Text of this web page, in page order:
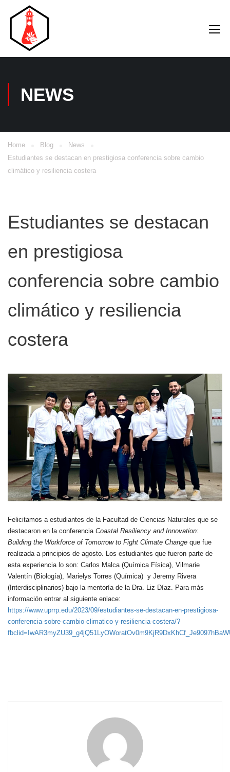
NEWS
Home Blog
News
Estudiantes se destacan en prestigiosa conferencia sobre cambio
climático y resiliencia costera
Estudiantes se destacan
en prestigiosa
conferencia sobre cambio
climático y resiliencia
costera
Felicitamos a estudiantes de la Facultad de Ciencias Naturales que se
destacaron en la conferencia Coastal Resiliency and Innovation:
Building the Workforce of Tomorrow to Fight Climate Change que fue
realizada a principios de agosto. Los estudiantes que fueron parte de
esta experiencia lo son: Carlos Malca (Química Física), Vilmarie
Valentín (Biología), Marielys Torres (Química) y Jeremy Rivera
(Interdisciplinarios) bajo la mentoría de la Dra. Liz Díaz. Para más
información entrar al siguiente enlace:
https://www.uprrp.edu/2023/09/estudiantes-se-destacan-en-prestigiosa-
conferencia-sobre-cambio-climatico-y-resiliencia-costera/?